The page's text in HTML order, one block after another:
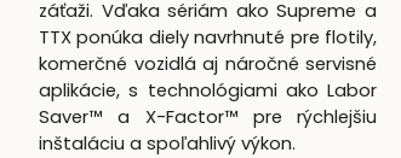
záťaži. Vďaka sériám ako Supreme a
TTX ponúka diely navrhnuté pre flotily,
komerčné vozidlá aj náročné servisné
aplikácie, s technológiami ako Labor
Saver™ a X-Factor™ pre rýchlejšiu
inštaláciu a spoľahlivý výkon.